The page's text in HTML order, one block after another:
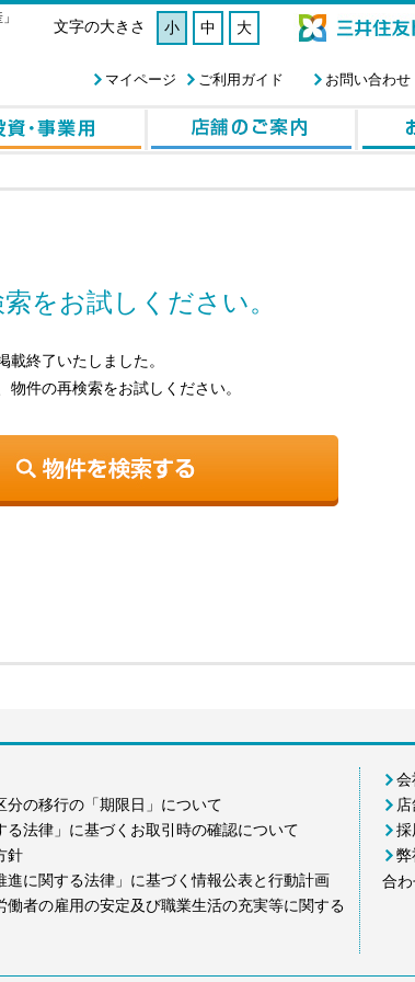
文字の大きさ 小 中 大
お問い合わせ
ご利用ガイド
マイページ
をお試しください。
載終了いたしました。
物件の再検索をお試しください。
の移行の「期限日」について
る法律」に基づくお取引時の確認について
針
進に関する法律」に基づく情報公表と行動計画
働者の雇用の安定及び職業生活の充実等に関する
会
採
弊
合